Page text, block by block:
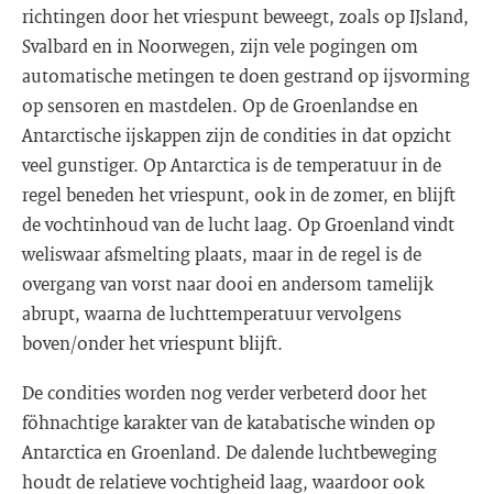
richtingen door het vriespunt beweegt, zoals op IJsland,
Svalbard en in Noorwegen, zijn vele pogingen om
automatische metingen te doen gestrand op ijsvorming
op sensoren en mastdelen. Op de Groenlandse en
Antarctische ijskappen zijn de condities in dat opzicht
veel gunstiger. Op Antarctica is de temperatuur in de
regel beneden het vriespunt, ook in de zomer, en blijft
de vochtinhoud van de lucht laag. Op Groenland vindt
weliswaar afsmelting plaats, maar in de regel is de
overgang van vorst naar dooi en andersom tamelijk
abrupt, waarna de luchttemperatuur vervolgens
boven/onder het vriespunt blijft.
De condities worden nog verder verbeterd door het
föhnachtige karakter van de katabatische winden op
Antarctica en Groenland. De dalende luchtbeweging
houdt de relatieve vochtigheid laag, waardoor ook